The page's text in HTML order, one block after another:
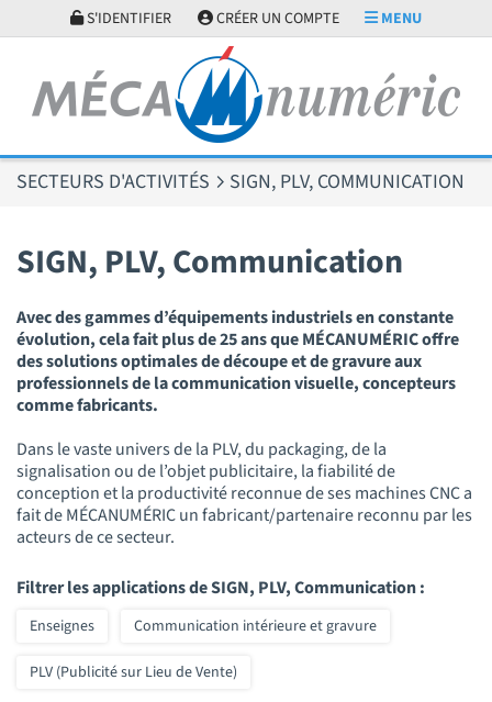
S'IDENTIFIER CRÉER UN COMPTE MENU
SECTEURS D'ACTIVITÉS SIGN, PLV, COMMUNICATION
SIGN, PLV, Communication
Avec des gammes d’équipements industriels en constante
évolution, cela fait plus de 25 ans que MÉCANUMÉRIC offre
des solutions optimales de découpe et de gravure aux
professionnels de la communication visuelle, concepteurs
comme fabricants.
Dans le vaste univers de la PLV, du packaging, de la
signalisation ou de l’objet publicitaire, la fiabilité de
conception et la productivité reconnue de ses machines CNC a
fait de MÉCANUMÉRIC un fabricant/partenaire reconnu par les
acteurs de ce secteur.
Filtrer les applications de SIGN, PLV, Communication :
Enseignes Communication intérieure et gravure
PLV (Publicité sur Lieu de Vente)
Panneau de gestion des cookies